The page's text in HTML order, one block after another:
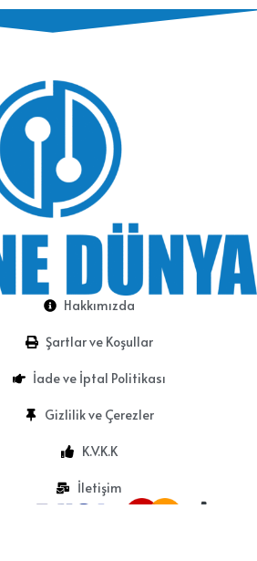
Hakkımızda
Şartlar ve Koşullar
İade ve İptal Politikası
Gizlilik ve Çerezler
K.V.K.K
İletişim